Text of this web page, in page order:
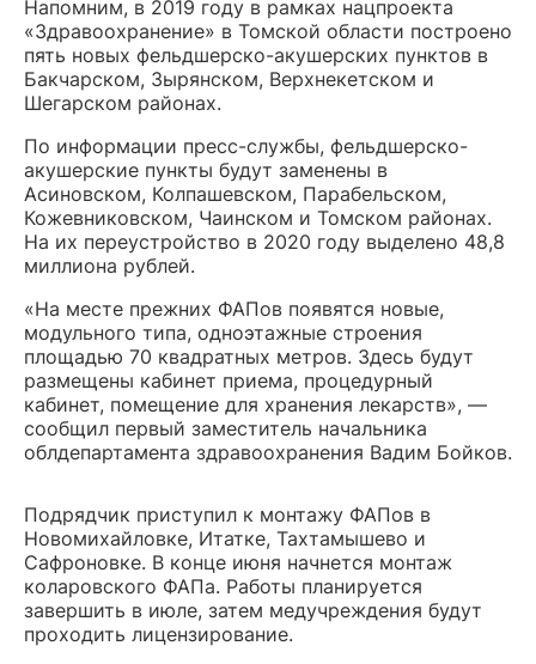
Напомним, в 2019 году в рамках нацпроекта
«Здравоохранение» в Томской области построено
пять новых фельдшерско-акушерских пунктов в
Бакчарском, Зырянском, Верхнекетском и
Шегарском районах.
По информации пресс-службы, фельдшерско-
акушерские пункты будут заменены в
Асиновском, Колпашевском, Парабельском,
Кожевниковском, Чаинском и Томском районах.
На их переустройство в 2020 году выделено 48,8
миллиона рублей.
«На месте прежних ФАПов появятся новые,
модульного типа, одноэтажные строения
площадью 70 квадратных метров. Здесь будут
размещены кабинет приема, процедурный
кабинет, помещение для хранения лекарств», —
сообщил первый заместитель начальника
облдепартамента здравоохранения Вадим Бойков.
Подрядчик приступил к монтажу ФАПов в
Новомихайловке, Итатке, Тахтамышево и
Сафроновке. В конце июня начнется монтаж
коларовского ФАПа. Работы планируется
завершить в июле, затем медучреждения будут
проходить лицензирование.